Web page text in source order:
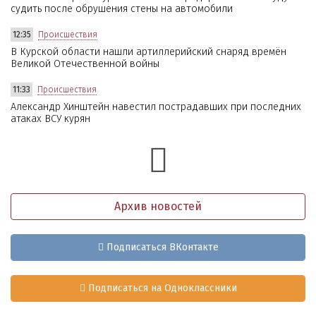
судить после обрушения стены на автомобили
12:35 Происшествия
В Курской области нашли артиллерийский снаряд времён
Великой Отечественной войны
11:33 Происшествия
Александр Хинштейн навестил пострадавших при последних
атаках ВСУ курян
Архив новостей
Подписаться ВКонтакте
Подписаться на Одноклассники